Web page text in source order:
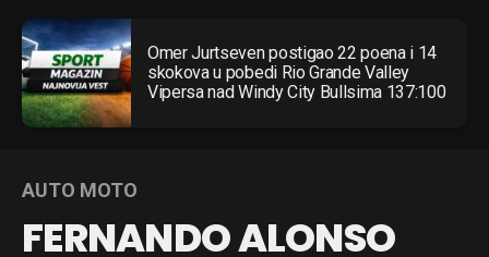
Omer Jurtseven postigao 22 poena i 14
skokova u pobedi Rio Grande Valley
Vipersa nad Windy City Bullsima 137:100
AUTO MOTO
FERNANDO ALONSO